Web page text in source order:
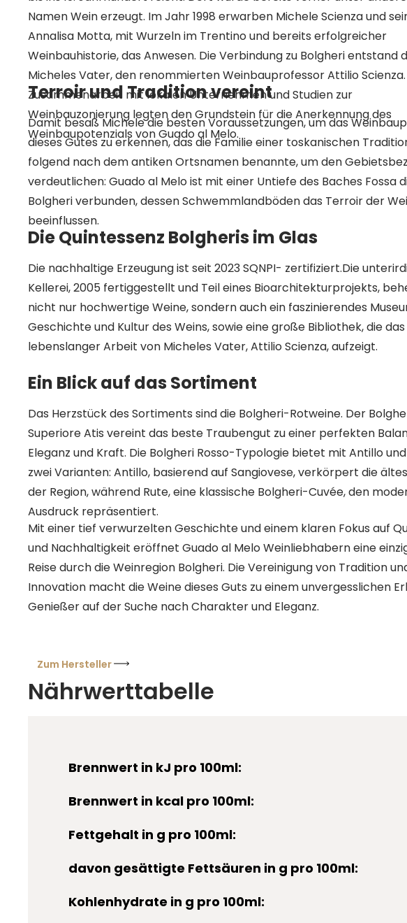
Namen Wein erzeugt. Im Jahr 1998 erwarben Michele Scienza und
Annalisa Motta, mit Wurzeln im Trentino und bereits erfolgreicher
Weinbauhistorie, das Anwesen. Die Verbindung zu Bolgheri entstand
Micheles Vater, den renommierten Weinbauprofessor Attilio Scienza.
Zusammenarbeit mit lokalen Unternehmen und Studien zur
Weinbauzonierung legten den Grundstein für die Anerkennung des
Weinbaupotenzials von Guado al Melo.
Terroir und Tradition vereint
Damit besaß Michele die besten Voraussetzungen, um das
dieses Gutes zu erkennen, das die Familie einer toskanischen
folgend nach dem antiken Ortsnamen benannte, um den
verdeutlichen: Guado al Melo ist mit einer Untiefe des Baches Fossa
Bolgheri verbunden, dessen Schwemmlandböden das Terroir der
beeinflussen.
Die Quintessenz Bolgheris im Glas
Die nachhaltige Erzeugung ist seit 2023 SQNPI- zertifiziert.Die
Kellerei, 2005 fertiggestellt und Teil eines Bioarchitekturprojekts,
nicht nur hochwertige Weine, sondern auch ein faszinierendes
Geschichte und Kultur des Weins, sowie eine große Bibliothek, die
lebenslanger Arbeit von Micheles Vater, Attilio Scienza, aufzeigt.
Ein Blick auf das Sortiment
Das Herzstück des Sortiments sind die Bolgheri-Rotweine. Der
Superiore Atis vereint das beste Traubengut zu einer perfekten
Eleganz und Kraft. Die Bolgheri Rosso-Typologie bietet mit Antillo
zwei Varianten: Antillo, basierend auf Sangiovese, verkörpert die
der Region, während Rute, eine klassische Bolgheri-Cuvée, den
Ausdruck repräsentiert.
Mit einer tief verwurzelten Geschichte und einem klaren Fokus auf
und Nachhaltigkeit eröffnet Guado al Melo Weinliebhabern eine
Reise durch die Weinregion Bolgheri. Die Vereinigung von Tradition
Innovation macht die Weine dieses Guts zu einem unvergesslichen
Genießer auf der Suche nach Charakter und Eleganz.
Zum Hersteller
Nährwerttabelle
Fettgehalt in g pro 100ml:
Kohlenhydrate in g pro 100ml:
Brennwert in kJ pro 100ml:
davon gesättigte Fettsäuren in g pro 100ml:
Brennwert in kcal pro 100ml: